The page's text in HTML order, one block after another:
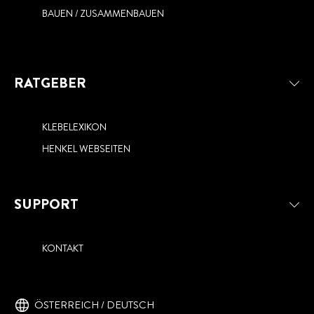
BAUEN / ZUSAMMENBAUEN
RATGEBER
KLEBELEXIKON
HENKEL WEBSEITEN
SUPPORT
KONTAKT
ÖSTERREICH / DEUTSCH